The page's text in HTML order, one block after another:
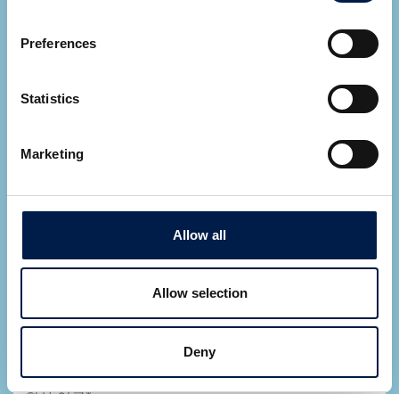
Preferences
Statistics
Marketing
Allow all
Allow selection
Deny